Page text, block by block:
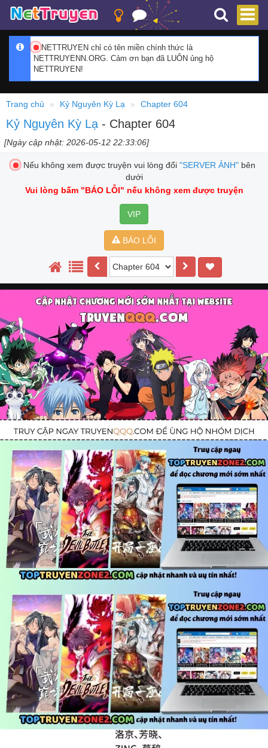
NETTRUYEN chỉ có tên miền chính thức là
NETTRUYENN.ORG. Cảm ơn bạn đã LUÔN ủng hộ
NETTRUYEN!
Trang chủ Kỷ Nguyên Kỳ Lạ Chapter 604
Kỷ Nguyên Kỳ Lạ - Chapter 604
[Ngày cập nhật: 2026-05-12 22:33:06]
Nếu không xem được truyện vui lòng đổi "SERVER ẢNH"bên
dưới
Vui lòng bấm "BÁO LỖI" nếu không xem được truyện
VIP
BÁO LỖI